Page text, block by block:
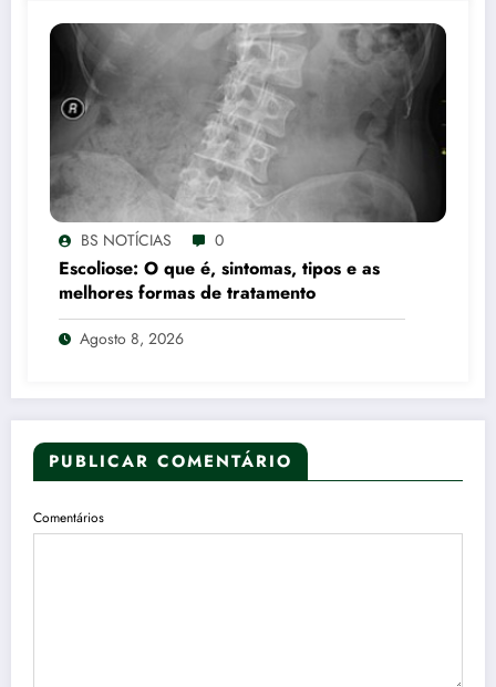
BS NOTÍCIAS 0
Escoliose: O que é, sintomas, tipos e as
melhores formas de tratamento
Agosto 8, 2026
PUBLICAR COMENTÁRIO
Comentários